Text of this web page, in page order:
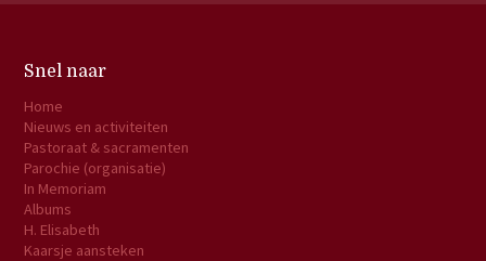
Snel naar
Home
Nieuws en activiteiten
Pastoraat & sacramenten
Parochie (organisatie)
In Memoriam
Albums
H. Elisabeth
Kaarsje aansteken